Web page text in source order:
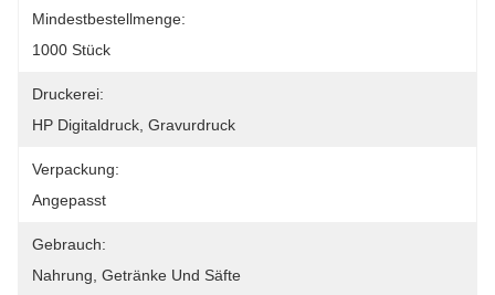
Mindestbestellmenge:
1000 Stück
Druckerei:
HP Digitaldruck, Gravurdruck
Verpackung:
Angepasst
Gebrauch:
Nahrung, Getränke Und Säfte